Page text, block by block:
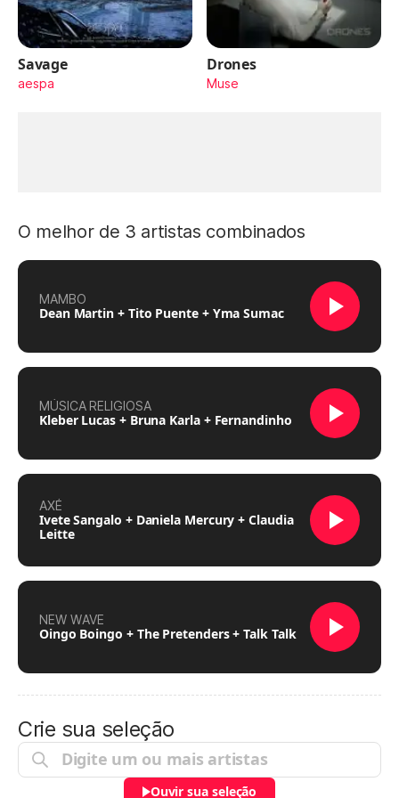
Savage
aespa
Drones
Muse
O melhor de 3 artistas combinados
MAMBO
Dean Martin + Tito Puente + Yma Sumac
MÚSICA RELIGIOSA
Kleber Lucas + Bruna Karla + Fernandinho
AXÉ
Ivete Sangalo + Daniela Mercury + Claudia
Leitte
NEW WAVE
Oingo Boingo + The Pretenders + Talk Talk
Crie sua seleção
Ouvir sua seleção